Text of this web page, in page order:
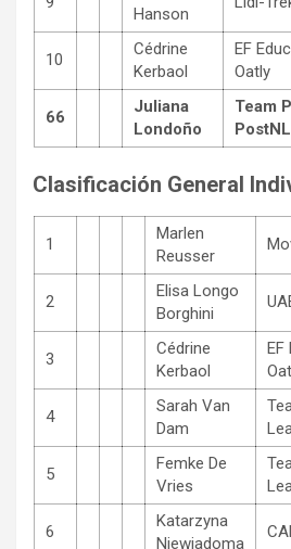
Hanson
10
Cédrine
Kerbaol
EF
Oatly
66
Juliana
Londoño
Team
PostNL
Clasificación General
1
Marlen
Reusser
2
Elisa Longo
Borghini
3
Cédrine
Kerbaol
EF
4
Sarah Van
Dam
5
Femke De
Vries
6
Katarzyna
Niewiadoma